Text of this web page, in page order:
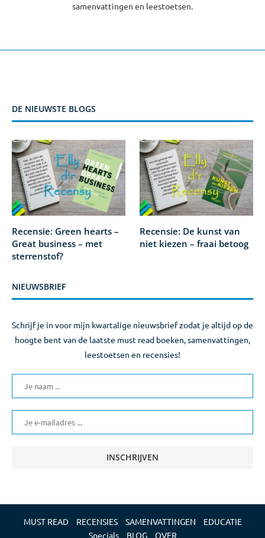
samenvattingen en leestoetsen.
DE NIEUWSTE BLOGS
Recensie: Green hearts –
Great business – met
sterrenstof?
Recensie: De kunst van
niet kiezen – fraai betoog
NIEUWSBRIEF
Schrijf je in voor mijn kwartalige nieuwsbrief zodat je altijd op de
hoogte bent van de laatste must read boeken, samenvattingen,
leestoetsen en recensies!
MUST READ RECENSIES SAMENVATTINGEN
EDUCATIE
Specials
BLOG OVER